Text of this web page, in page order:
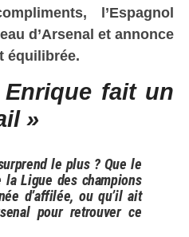
l’Espagnol
d’Arsenal et annonce
équilibrée.
fait un
»
le plus ? Que le
Ligue des champions
d’affilée, ou qu’il ait
pour retrouver ce